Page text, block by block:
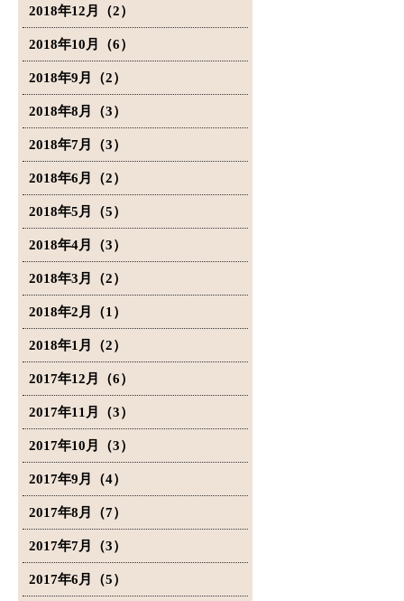
2018年12月（2）
2018年10月（6）
2018年9月（2）
2018年8月（3）
2018年7月（3）
2018年6月（2）
2018年5月（5）
2018年4月（3）
2018年3月（2）
2018年2月（1）
2018年1月（2）
2017年12月（6）
2017年11月（3）
2017年10月（3）
2017年9月（4）
2017年8月（7）
2017年7月（3）
2017年6月（5）